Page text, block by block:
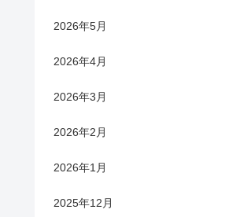
2026年5月
2026年4月
2026年3月
2026年2月
2026年1月
2025年12月